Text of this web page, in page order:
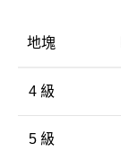
地塊
4 級
5 級